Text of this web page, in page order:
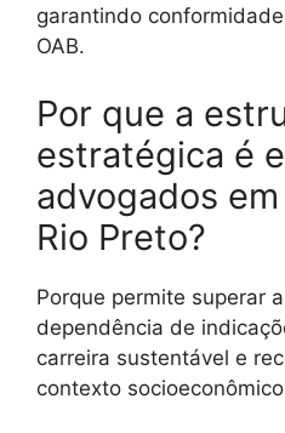
garantindo
OAB.
Por que a
estratégica é
advogados
Rio Preto?
Porque permite superar
dependência de
carreira sustentável e
contexto